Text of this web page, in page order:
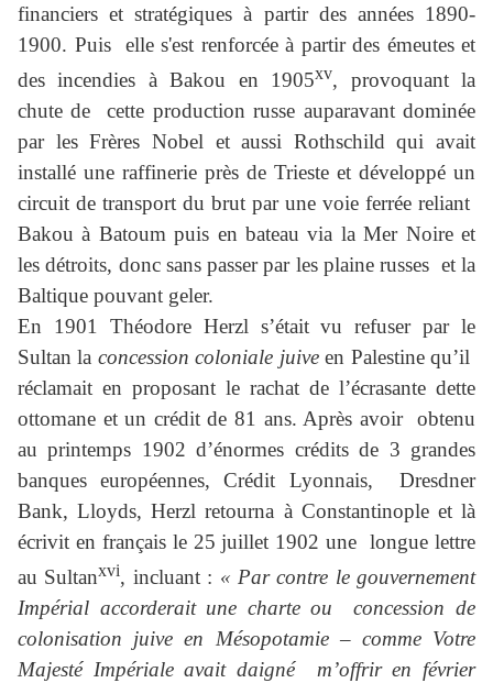
financiers et stratégiques à partir des années 1890-
1900. Puis elle s'est renforcée à partir des émeutes et
des incendies à Bakou en 1905xv, provoquant la
chute de cette production russe auparavant dominée
par les Frères Nobel et aussi Rothschild qui avait
installé une raffinerie près de Trieste et développé un
circuit de transport du brut par une voie ferrée reliant
Bakou à Batoum puis en bateau via la Mer Noire et
les détroits, donc sans passer par les plaine russes et la
Baltique pouvant geler.
En 1901 Théodore Herzl s’était vu refuser par le
Sultan la concession coloniale juiveen Palestine qu’il
réclamait en proposant le rachat de l’écrasante dette
ottomane et un crédit de 81 ans. Après avoir obtenu
au printemps 1902 d’énormes crédits de 3 grandes
banques européennes, Crédit Lyonnais, Dresdner
Bank, Lloyds, Herzl retourna à Constantinople et là
écrivit en français le 25 juillet 1902 une longue lettre
au Sultanxvi, incluant : « Par contre le gouvernement
Impérial accorderait une charte ou concession de
colonisation juive en Mésopotamie – comme Votre
Majesté Impériale avait daigné m’offrir en février